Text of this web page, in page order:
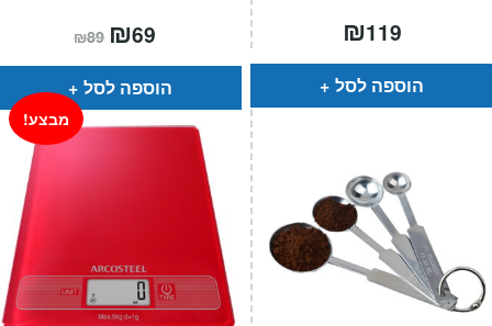
₪89 המחיר
המקורי
היה:
₪89.
₪69
הוא:
הוספה לסל
₪119
הוספה לסל
מבצע!